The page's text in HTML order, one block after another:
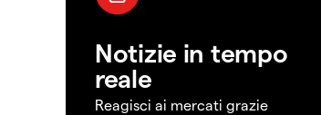
Notizie in tempo
reale
Reagisci ai mercati grazie